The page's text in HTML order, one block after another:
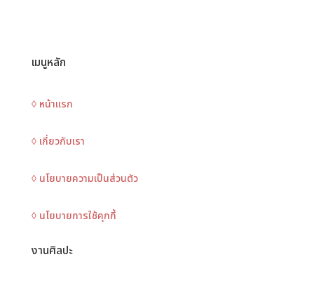
เมนูหลัก
◊ หน้าแรก
◊ เกี่ยวกับเรา
◊ นโยบายความเป็นส่วนตัว
◊ นโยบายการใช้คุกกี้
งานศิลปะ